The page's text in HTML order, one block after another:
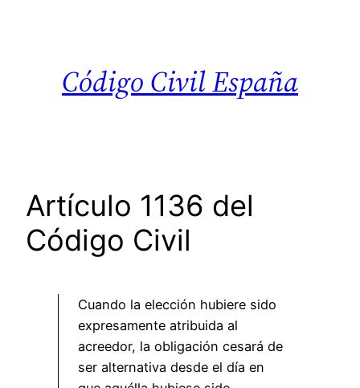
Código Civil España
Artículo 1136 del
Código Civil
Cuando la elección hubiere sido
expresamente atribuida al
acreedor, la obligación cesará de
ser alternativa desde el día en